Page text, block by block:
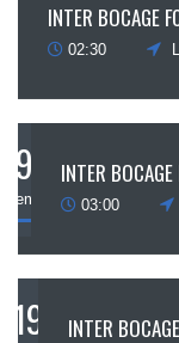
INTER BOCAGE
02:30
9 INTER
03:00
19 INTER